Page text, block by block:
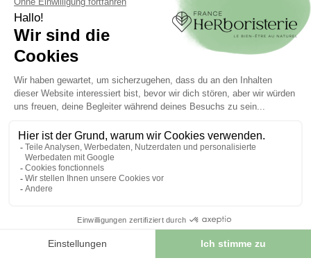
Mein Konto
Authentifizierung
Seguimiento de pedidos
Cree su cuenta
INFORMATIONEN
Kontaktieren Sie uns
Sitemap
Unser Kräuterladen
Sicheres Bezahlen